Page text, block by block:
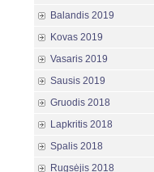
Balandis 2019
Kovas 2019
Vasaris 2019
Sausis 2019
Gruodis 2018
Lapkritis 2018
Spalis 2018
Rugsėjis 2018